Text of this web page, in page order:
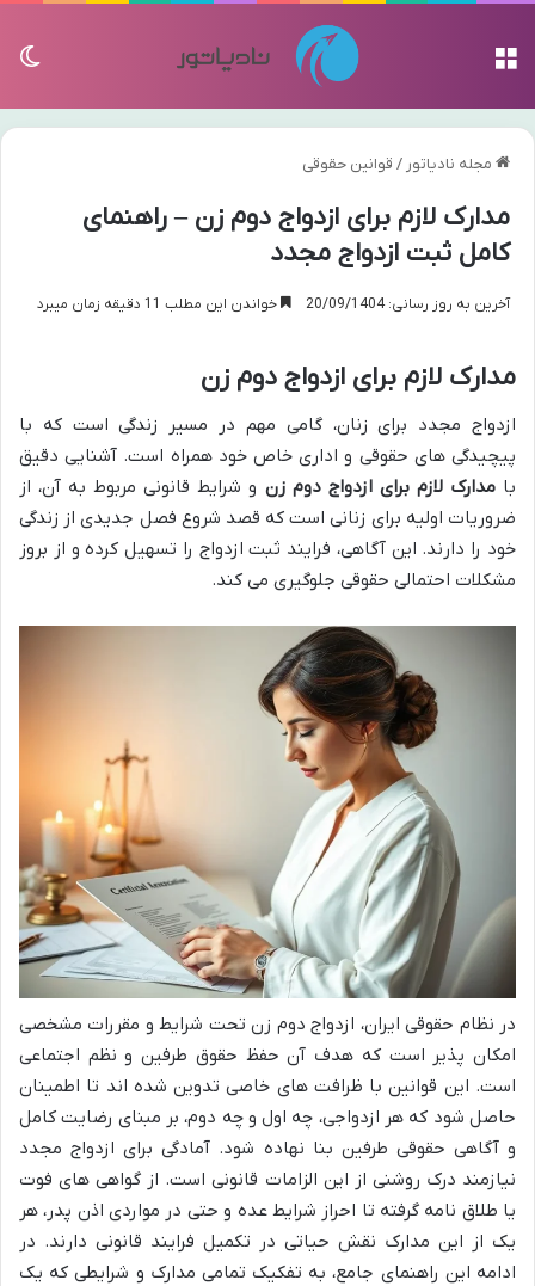
مجله نادیاتور / قوانین حقوقی
مدارک لازم برای ازدواج دوم زن – راهنمای
کامل ثبت ازدواج مجدد
آخرین به روز رسانی: 20/09/1404 خواندن این مطلب 11 دقیقه زمان میبرد
مدارک لازم برای ازدواج دوم زن
ازدواج مجدد برای زنان، گامی مهم در مسیر زندگی است که با
پیچیدگی های حقوقی و اداری خاص خود همراه است. آشنایی دقیق
بامدارک لازم برای ازدواج دوم زن و شرایط قانونی مربوط به آن، از
ضروریات اولیه برای زنانی است که قصد شروع فصل جدیدی از زندگی
خود را دارند. این آگاهی، فرایند ثبت ازدواج را تسهیل کرده و از بروز
مشکلات احتمالی حقوقی جلوگیری می کند.
در نظام حقوقی ایران، ازدواج دوم زن تحت شرایط و مقررات مشخصی
امکان پذیر است که هدف آن حفظ حقوق طرفین و نظم اجتماعی
است. این قوانین با ظرافت های خاصی تدوین شده اند تا اطمینان
حاصل شود که هر ازدواجی، چه اول و چه دوم، بر مبنای رضایت کامل
و آگاهی حقوقی طرفین بنا نهاده شود. آمادگی برای ازدواج مجدد
نیازمند درک روشنی از این الزامات قانونی است. از گواهی های فوت
یا طلاق نامه گرفته تا احراز شرایط عده و حتی در مواردی اذن پدر، هر
یک از این مدارک نقش حیاتی در تکمیل فرایند قانونی دارند. در
ادامه این راهنمای جامع، به تفکیک تمامی مدارک و شرایطی که یک